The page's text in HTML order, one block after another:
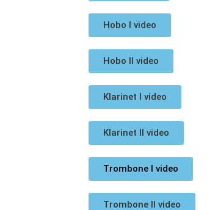
Hobo I video
Hobo II video
Klarinet I video
Klarinet II video
Trombone I video
Trombone II video